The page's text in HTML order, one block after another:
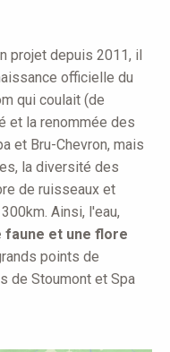
projet depuis 2011, il
officielle du
qui coulait (de
et la renommée des
et Bru-Chevron, mais
la diversité des
de ruisseaux et
Ainsi, l'eau,
faune et une flore
points de
de Stoumont et Spa